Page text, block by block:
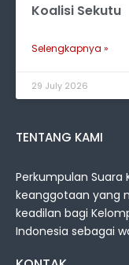
Koalisi Sekutu
Selengkapnya »
29 July 2026
TENTANG KAMI
Perkumpulan Suara
keanggotaan yang
keadilan bagi
Indonesia sebagai